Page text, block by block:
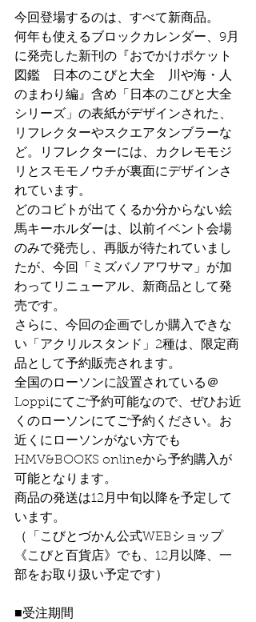
今回登場するのは、すべて新商品。
何年も使えるブロックカレンダー、9月
に発売した新刊の『おでかけポケット
図鑑　日本のこびと大全　川や海・人
のまわり編』含め「日本のこびと大全
シリーズ」の表紙がデザインされた、
リフレクターやスクエアタンブラーな
ど。リフレクターには、カクレモモジ
リとスモモノウチが裏面にデザインさ
れています。
どのコビトが出てくるか分からない絵
馬キーホルダーは、以前イベント会場
のみで発売し、再販が待たれていまし
たが、今回「ミズバノアワサマ」が加
わってリニューアル、新商品として発
売です。
さらに、今回の企画でしか購入できな
い「アクリルスタンド」2種は、限定商
品として予約販売されます。
全国のローソンに設置されている＠
Loppiにてご予約可能なので、ぜひお近
くのローソンにてご予約ください。お
近くにローソンがない方でも
HMV&BOOKS onlineから予約購入が
可能となります。
商品の発送は12月中旬以降を予定して
います。
（「こびとづかん公式WEBショップ
《こびと百貨店》でも、12月以降、一
部をお取り扱い予定です）
■受注期間